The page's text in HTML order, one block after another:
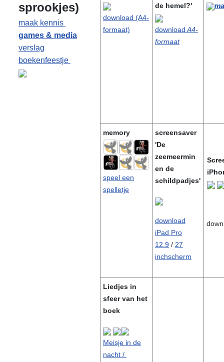
sprookjes)
maak kennis
games & media
verslag
boekenfeestje
download (A4-
formaat)
de hemel?'
download A4-
formaat
memory
speel een
spelletje
screensaver
'De
zeemeermin
en de
schildpadjes'
download
iPad Pro
12.9 / 27
inchscherm
Liedjes in
sfeer van het
boek
Meisje in de
nacht /